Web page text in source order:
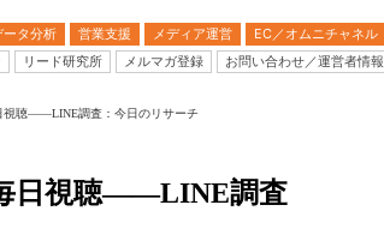
ータ分析 営業支援 メディア運営 EC／オムニチャネル
リード研究所 メルマガ登録 お問い合わせ／運営者情報
視聴――LINE調査：今日のリサーチ
日視聴――LINE調査